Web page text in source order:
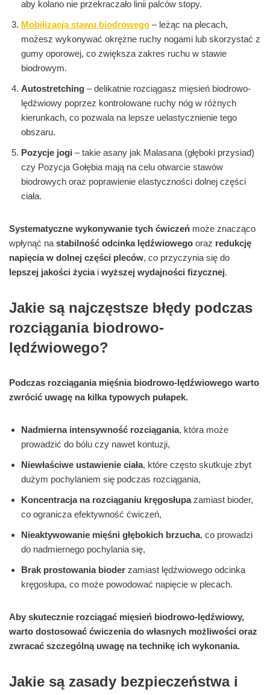
aby kolano nie przekraczało linii palców stopy.
Mobilizacja stawu biodrowego – leżąc na plecach,
możesz wykonywać okrężne ruchy nogami lub skorzystać z
gumy oporowej, co zwiększa zakres ruchu w stawie
biodrowym.
Autostretching – delikatnie rozciągasz mięsień biodrowo-
lędźwiowy poprzez kontrolowane ruchy nóg w różnych
kierunkach, co pozwala na lepsze uelastycznienie tego
obszaru.
Pozycje jogi – takie asany jak Malasana (głęboki przysiad)
czy Pozycja Gołębia mają na celu otwarcie stawów
biodrowych oraz poprawienie elastyczności dolnej części
ciała.
Systematyczne wykonywanie tych ćwiczeń może znacząco
wpłynąć na stabilność odcinka lędźwiowego oraz redukcję
napięcia w dolnej części pleców, co przyczynia się do
lepszej jakości życiai wyższej wydajności fizycznej.
Jakie są najczęstsze błędy podczas
rozciągania biodrowo-
lędźwiowego?
Podczas rozciągania mięśnia biodrowo-lędźwiowego warto
zwrócić uwagę na kilka typowych pułapek.
Nadmierna intensywność rozciągania, która może
prowadzić do bólu czy nawet kontuzji,
Niewłaściwe ustawienie ciała, które często skutkuje zbyt
dużym pochylaniem się podczas rozciągania,
Koncentracja na rozciąganiu kręgosłupazamiast bioder,
co ogranicza efektywność ćwiczeń,
Nieaktywowanie mięśni głębokich brzucha, co prowadzi
do nadmiernego pochylania się,
Brak prostowania bioder zamiast lędźwiowego odcinka
kręgosłupa, co może powodować napięcie w plecach.
Aby skutecznie rozciągać mięsień biodrowo-lędźwiowy,
warto dostosować ćwiczenia do własnych możliwości oraz
zwracać szczególną uwagę na technikę ich wykonania.
Jakie są zasady bezpieczeństwa i